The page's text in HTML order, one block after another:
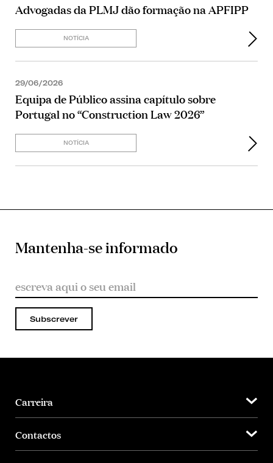
Advogadas da PLMJ dão formação na APFIPP
NOTÍCIA
29/06/2026
Equipa de Público assina capítulo sobre
Portugal no “Construction Law 2026”
NOTÍCIA
Mantenha-se informado
Subscrever
Carreira
Contactos